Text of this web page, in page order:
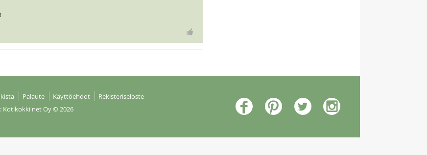
Palaute Käyttöehdot
Rekisteriseloste
Kotikokki net Oy© 2026